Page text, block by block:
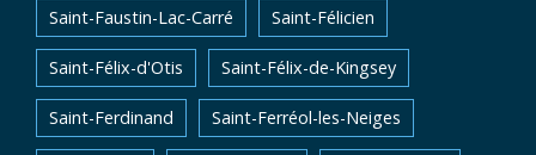
Saint-Faustin-Lac-Carré Saint-Félicien
Saint-Félix-d'Otis Saint-Félix-de-Kingsey
Saint-Ferdinand Saint-Ferréol-les-Neiges